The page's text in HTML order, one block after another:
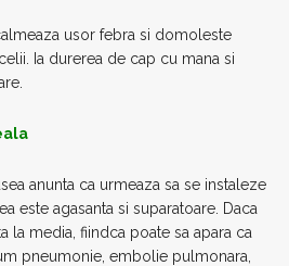
usor febra si domoleste
Ia durerea de cap cu mana si
anunta ca urmeaza sa se instaleze
este agasanta si suparatoare. Daca
la media, fiindca poate sa apara ca
pneumonie, embolie pulmonara,